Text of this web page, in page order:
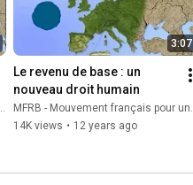
3:07
Le revenu de base : un
nouveau droit humain
MFRB - Mouvement français pour un revenu de base
14K views • 12 years ago